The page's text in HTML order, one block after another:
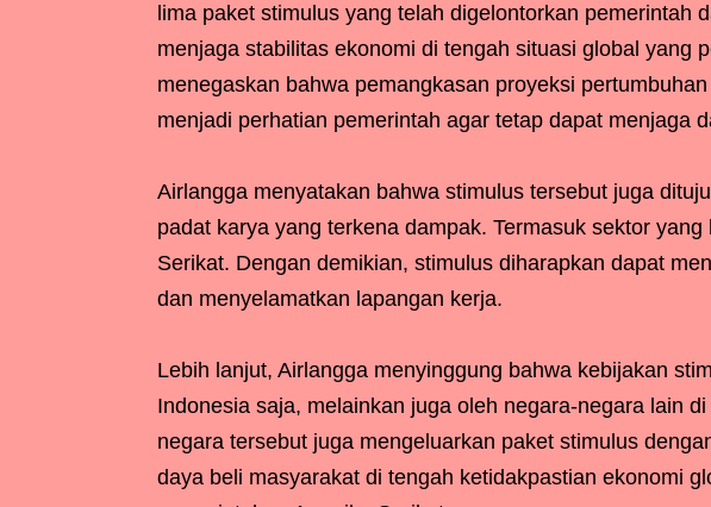
lima paket stimulus yang telah digelontorkan pemerintah
menjaga stabilitas ekonomi di tengah situasi global yang
menegaskan bahwa pemangkasan proyeksi
menjadi perhatian pemerintah agar tetap dapat menjaga
Airlangga menyatakan bahwa stimulus tersebut juga
padat karya yang terkena dampak. Termasuk sektor
Serikat. Dengan demikian, stimulus diharapkan dapat
dan menyelamatkan lapangan kerja.
Lebih lanjut, Airlangga menyinggung bahwa kebijakan
Indonesia saja, melainkan juga oleh negara-negara lain
negara tersebut juga mengeluarkan paket stimulus
daya beli masyarakat di tengah ketidakpastian ekonomi